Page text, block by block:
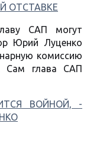
ОТСТАВКЕ
САП могут
Юрий Луценко
комиссию
Сам глава САП
ВОЙНОЙ, -